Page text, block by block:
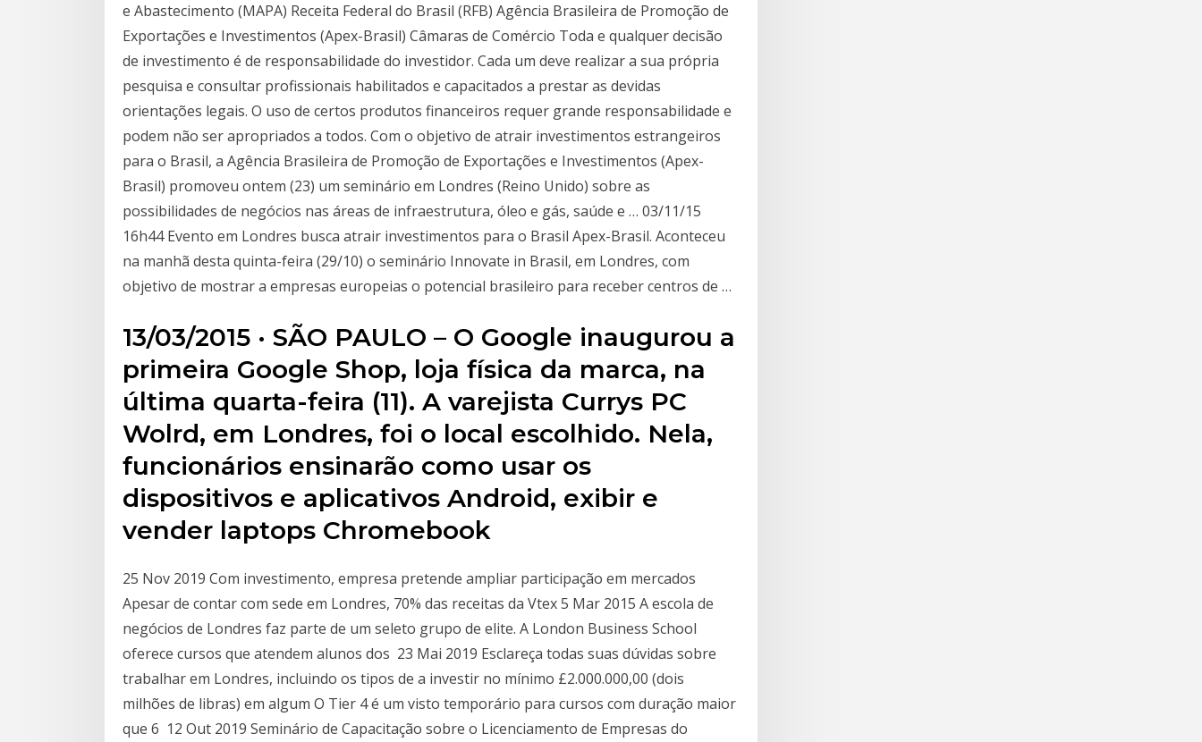
e Abastecimento (MAPA) Receita Federal do Brasil (RFB) Agência Brasileira de Promoção de
Exportações e Investimentos (Apex-Brasil) Câmaras de Comércio Toda e qualquer decisão
de investimento é de responsabilidade do investidor. Cada um deve realizar a sua própria
pesquisa e consultar profissionais habilitados e capacitados a prestar as devidas
orientações legais. O uso de certos produtos financeiros requer grande responsabilidade e
podem não ser apropriados a todos. Com o objetivo de atrair investimentos estrangeiros
para o Brasil, a Agência Brasileira de Promoção de Exportações e Investimentos (Apex-
Brasil) promoveu ontem (23) um seminário em Londres (Reino Unido) sobre as
possibilidades de negócios nas áreas de infraestrutura, óleo e gás, saúde e … 03/11/15
16h44 Evento em Londres busca atrair investimentos para o Brasil Apex-Brasil. Aconteceu
na manhã desta quinta-feira (29/10) o seminário Innovate in Brasil, em Londres, com
objetivo de mostrar a empresas europeias o potencial brasileiro para receber centros de …
13/03/2015 · SÃO PAULO – O Google inaugurou a
primeira Google Shop, loja física da marca, na
última quarta-feira (11). A varejista Currys PC
Wolrd, em Londres, foi o local escolhido. Nela,
funcionários ensinarão como usar os
dispositivos e aplicativos Android, exibir e
vender laptops Chromebook
25 Nov 2019 Com investimento, empresa pretende ampliar participação em mercados
Apesar de contar com sede em Londres, 70% das receitas da Vtex 5 Mar 2015 A escola de
negócios de Londres faz parte de um seleto grupo de elite. A London Business School
oferece cursos que atendem alunos dos 23 Mai 2019 Esclareça todas suas dúvidas sobre
trabalhar em Londres, incluindo os tipos de a investir no mínimo £2.000.000,00 (dois
milhões de libras) em algum O Tier 4 é um visto temporário para cursos com duração maior
que 6 12 Out 2019 Seminário de Capacitação sobre o Licenciamento de Empresas do